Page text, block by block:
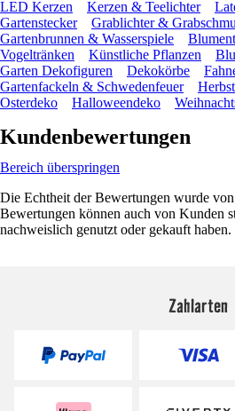
LED Kerzen
Kerzen & Teelichter
Gartenstecker
Grablichter &
Gartenbrunnen & Wasserspiele
Vogeltränken
Künstliche Pflanzen
Garten Dekofiguren
Dekokörbe
Gartenfackeln & Schwedenfeuer
Osterdeko
Halloweendeko
Kundenbewertungen
Bereich überspringen
Die Echtheit der Bewertungen wurde
Bewertungen können auch von Kunden
nachweislich genutzt oder gekauft haben.
Zahlarten